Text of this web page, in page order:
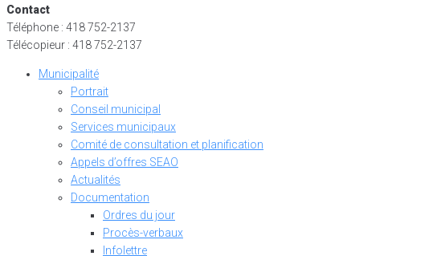
Contact
Téléphone : 418 752-2137
Télécopieur : 418 752-2137
Municipalité
Portrait
Conseil municipal
Services municipaux
Comité de consultation et planification
Appels d’offres SEAO
Actualités
Documentation
Ordres du jour
Procès-verbaux
Infolettre